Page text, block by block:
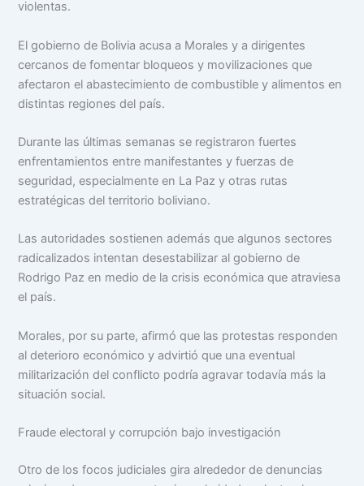
violentas.
El gobierno de Bolivia acusa a Morales y a dirigentes
cercanos de fomentar bloqueos y movilizaciones que
afectaron el abastecimiento de combustible y alimentos en
distintas regiones del país.
Durante las últimas semanas se registraron fuertes
enfrentamientos entre manifestantes y fuerzas de
seguridad, especialmente en La Paz y otras rutas
estratégicas del territorio boliviano.
Las autoridades sostienen además que algunos sectores
radicalizados intentan desestabilizar al gobierno de
Rodrigo Paz en medio de la crisis económica que atraviesa
el país.
Morales, por su parte, afirmó que las protestas responden
al deterioro económico y advirtió que una eventual
militarización del conflicto podría agravar todavía más la
situación social.
Fraude electoral y corrupción bajo investigación
Otro de los focos judiciales gira alrededor de denuncias